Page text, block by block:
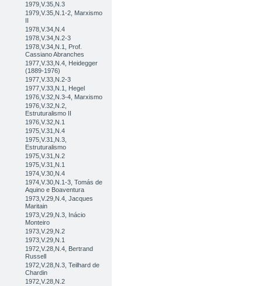
1979,V.35,N.3
1979,V.35,N.1-2, Marxismo
II
1978,V.34,N.4
1978,V.34,N.2-3
1978,V.34,N.1, Prof.
Cassiano Abranches
1977,V.33,N.4, Heidegger
(1889-1976)
1977,V.33,N.2-3
1977,V.33,N.1, Hegel
1976,V.32,N.3-4, Marxismo
1976,V.32,N.2,
Estruturalismo II
1976,V.32,N.1
1975,V.31,N.4
1975,V.31,N.3,
Estruturalismo
1975,V.31,N.2
1975,V.31,N.1
1974,V.30,N.4
1974,V.30,N.1-3, Tomás de
Aquino e Boaventura
1973,V.29,N.4, Jacques
Maritain
1973,V.29,N.3, Inácio
Monteiro
1973,V.29,N.2
1973,V.29,N.1
1972,V.28,N.4, Bertrand
Russell
1972,V.28,N.3, Teilhard de
Chardin
1972,V.28,N.2